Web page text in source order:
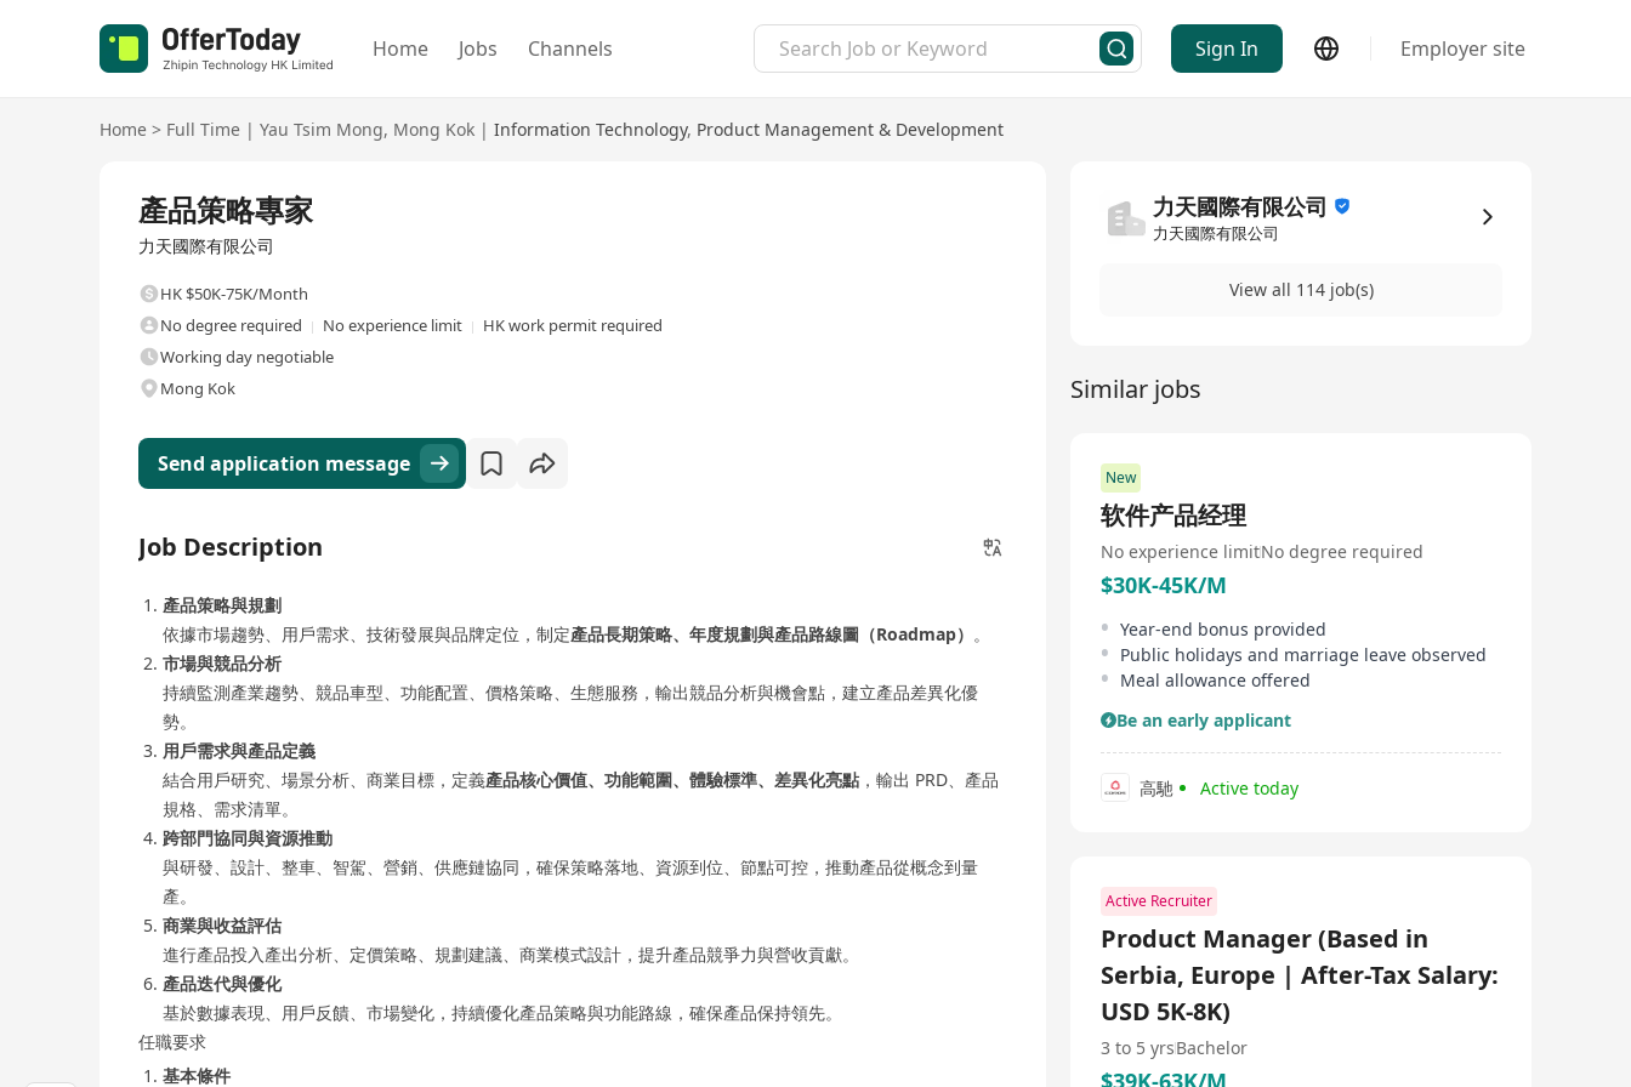
Home Jobs Channels Sign In Employer site
Home > Full Time | Yau Tsim Mong, Mong Kok | Information Technology, Product Management & Development
產品策略專家
力天國際有限公司
HK $50K-75K/Month
No degree required
No experience limit
HK work permit required
Working day negotiable
Mong Kok
Send application message
Job Description
產品策略與規劃
依據市場趨勢、用戶需求、技術發展與品牌定位，制定產品長期策略、年度規劃與產品路線圖（Roadmap） 。
市場與競品分析
持續監測產業趨勢、競品車型、功能配置、價格策略、生態服務，輸出競品分析與機會點，建立產品差異化優
勢。
用戶需求與產品定義
結合用戶研究、場景分析、商業目標，定義產品核心價值、功能範圍、體驗標準、差異化亮點 ，輸出 PRD、產品
規格、需求清單。
跨部門協同與資源推動
與研發、設計、整車、智駕、營銷、供應鏈協同，確保策略落地、資源到位、節點可控，推動產品從概念到量
產。
商業與收益評估
進行產品投入產出分析、定價策略、規劃建議、商業模式設計，提升產品競爭力與營收貢獻。
產品迭代與優化
基於數據表現、用戶反饋、市場變化，持續優化產品策略與功能路線，確保產品保持領先。
任職要求
基本條件
力天國際有限公司
力天國際有限公司
View all 114 job(s)
Similar jobs
New
软件产品经理
No experience limitNo degree required
$30K-45K/M
Year-end bonus provided
Public holidays and marriage leave observed
Meal allowance offered
Be an early applicant
高馳 Active today
Active Recruiter
Product Manager (Based in
Serbia, Europe | After-Tax Salary:
USD 5K-8K)
3 to 5 yrsBachelor
$39K-63K/M